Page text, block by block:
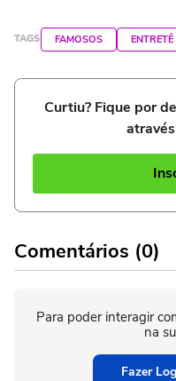
TAGS FAMOSOS ENTRETÊ
Curtiu? Fique por
Comentários (0)
Para poder interagir
na
Fazer